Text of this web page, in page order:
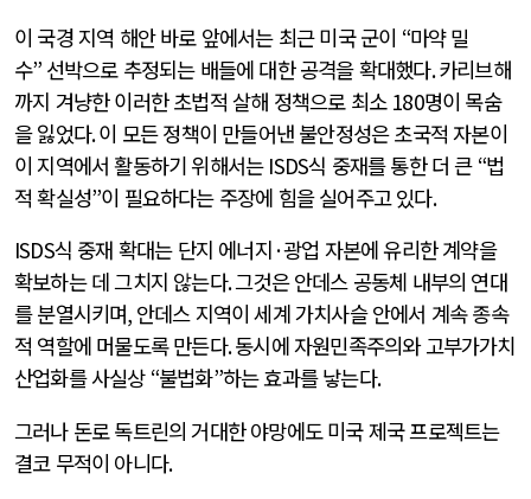
이 국경 지역 해안 바로 앞에서는 최근 미국 군이 “마약 밀
수” 선박으로 추정되는 배들에 대한 공격을 확대했다.카리브해
까지 겨냥한 이러한 초법적 살해 정책으로 최소 180명이 목숨
을 잃었다.이 모든 정책이 만들어낸 불안정성은 초국적 자본이
이 지역에서 활동하기 위해서는 ISDS식 중재를 통한 더 큰 “법
적 확실성”이 필요하다는 주장에 힘을 실어주고 있다.
ISDS식 중재 확대는 단지 에너지 ·광업 자본에 유리한 계약을
확보하는 데 그치지 않는다.그것은 안데스 공동체 내부의 연대
를 분열시키며, 안데스 지역이 세계 가치사슬 안에서 계속 종속
적 역할에 머물도록 만든다.동시에 자원민족주의와 고부가가치
산업화를 사실상 “불법화”하는 효과를 낳는다.
그러나 돈로 독트린의 거대한 야망에도 미국 제국 프로젝트는
결코 무적이 아니다.